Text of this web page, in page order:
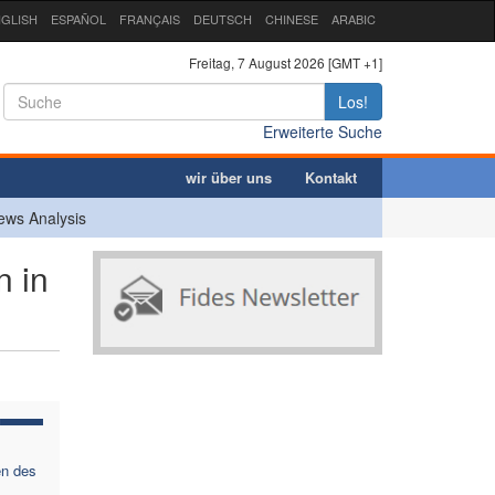
ESPAÑOL FRANÇAIS DEUTSCH CHINESE ARABIC
Freitag, 7 August 2026 [GMT +1]
Los!
Erweiterte Suche
wir über uns Kontakt
Analysis
in
des